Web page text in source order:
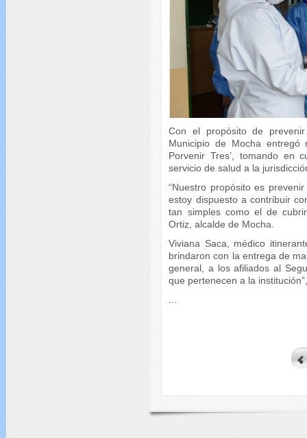
Con el propósito de
Municipio de Mocha entregó
Porvenir Tres’, tomando en
servicio de salud a la
“Nuestro propósito es
estoy dispuesto a contribuir
tan simples como el de
Ortiz, alcalde de Mocha.
Viviana Saca, médico
brindaron con la entrega de
general, a los afiliados al
que pertenecen a la